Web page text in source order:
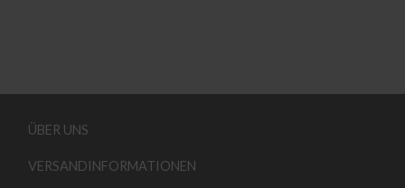
ÜBER UNS
VERSANDINFORMATIONEN